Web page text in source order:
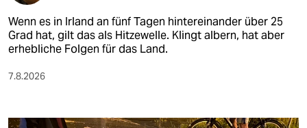
Wenn es in Irland an fünf Tagen hintereinander über 25
Grad hat, gilt das als Hitzewelle. Klingt albern, hat aber
erhebliche Folgen für das Land.
7.8.2026